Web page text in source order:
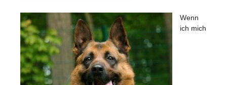
Wenn
ich mich